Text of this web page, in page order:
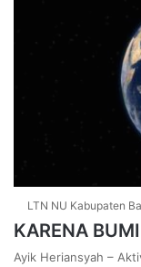
LTN NU Kabupaten
KARENA
Ayik Heriansyah –